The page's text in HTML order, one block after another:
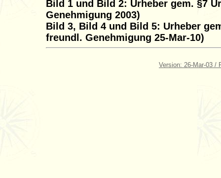
Bild 1 und Bild 2: Urheber gem. §7
Genehmigung 2003)
Bild 3, Bild 4 und Bild 5: Urheber
freundl. Genehmigung 25-Mar-10)
Version: 26-Mar-03 /